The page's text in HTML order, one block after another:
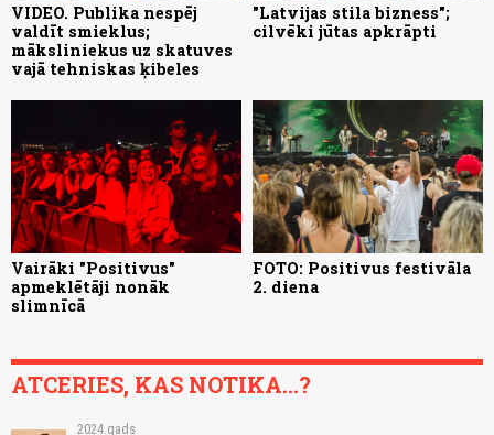
VIDEO. Publika nespēj
valdīt smieklus;
māksliniekus uz skatuves
vajā tehniskas ķibeles
"Latvijas stila bizness";
cilvēki jūtas apkrāpti
Vairāki "Positivus"
apmeklētāji nonāk
slimnīcā
FOTO: Positivus festivāla
2. diena
ATCERIES, KAS NOTIKA...?
2024.gads